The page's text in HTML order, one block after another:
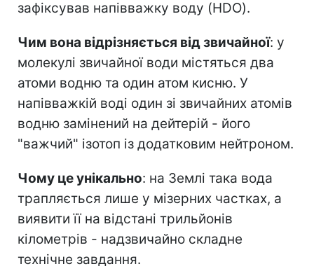
зафіксував напівважку воду (HDO).
Чим вона відрізняється від звичайної: у
молекулі звичайної води містяться два
атоми водню та один атом кисню. У
напівважкій воді один зі звичайних атомів
водню замінений на дейтерій - його
"важчий" ізотоп із додатковим нейтроном.
Чому це унікально: на Землі така вода
трапляється лише у мізерних частках, а
виявити її на відстані трильйонів
кілометрів - надзвичайно складне
технічне завдання.